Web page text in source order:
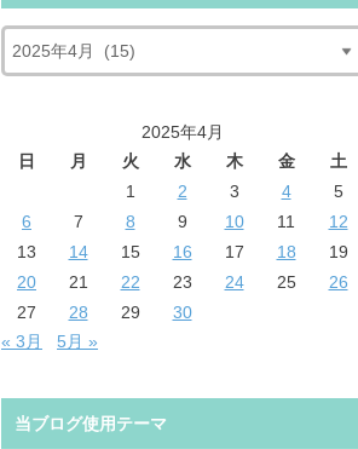
2025年4月
日
月 火 水 木 金
土
1
2 3 4
5
6
7 8 9 10 11
12
13
14 15 16 17 18
19
20
21 22 23 24 25
26
27
28 29
30
« 3月
5月 »
当ブログ使用テーマ